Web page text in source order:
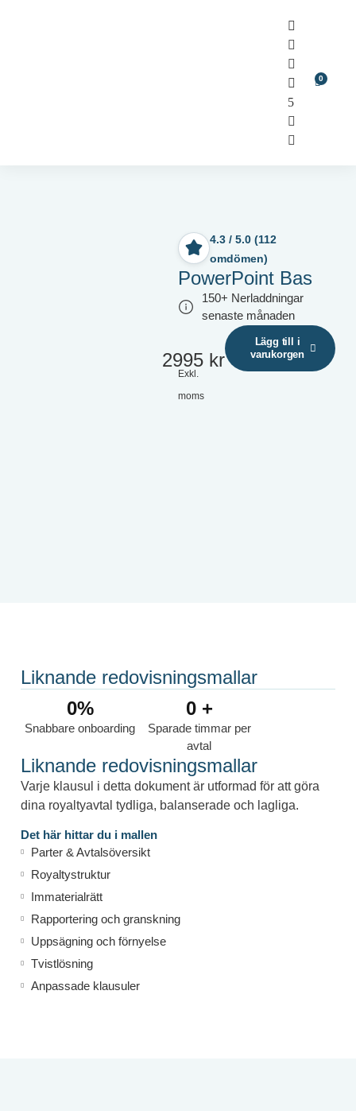
0
4.3 / 5.0 (112
omdömen)
PowerPoint Bas
150+ Nerladdningar
senaste månaden
2995 kr
Exkl.
moms
Lägg till i
varukorgen
Liknande redovisningsmallar
Snabbare onboarding
0%
Sparade timmar per
avtal
0 +
Liknande redovisningsmallar
Varje klausul i detta dokument är utformad för att göra
dina royaltyavtal tydliga, balanserade och lagliga.
Det här hittar du i mallen
Parter & Avtalsöversikt
Royaltystruktur
Immaterialrätt
Rapportering och granskning
Uppsägning och förnyelse
Tvistlösning
Anpassade klausuler